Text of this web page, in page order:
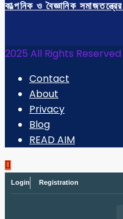
কাল্পনিক ও বৈজ্ঞানিক
2025 All Rights
Contact
About
Privacy
Blog
READ AIM
Login Registration